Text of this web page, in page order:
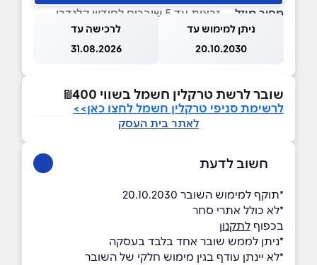
מחיר מוזל — זכאות עד 5 שוברים לחודש קלנדרי
ניתן למימוש עד
20.10.2030
לרכישה עד
31.08.2026
שובר לרשת טרקלין חשמל בשווי ₪400
לרשימת סניפי טרקלין חשמל לחצו כאן>>
לאתר בית העסק
חשוב לדעת
*תוקף למימוש השובר 20.10.2030
*לא כולל אתרי סחר
בכפוף לתקנון
*ניתן לממש שובר אחד בלבד בעסקה
*לא יינתן עודף בגין מימוש חלקי של השובר